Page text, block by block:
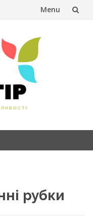
Menu
рубки